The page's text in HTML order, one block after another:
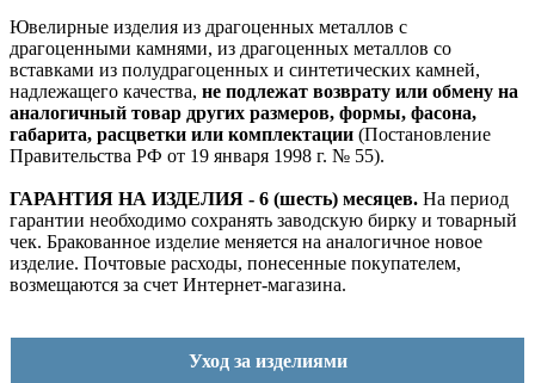
Ювелирные изделия из драгоценных металлов с
драгоценными камнями, из драгоценных металлов со
вставками из полудрагоценных и синтетических камней,
надлежащего качества, не подлежат возврату или обмену на
аналогичный товар других размеров, формы, фасона,
габарита, расцветки или комплектации (Постановление
Правительства РФ от 19 января 1998 г. № 55).
ГАРАНТИЯ НА ИЗДЕЛИЯ - 6 (шесть) месяцев. На период
гарантии необходимо сохранять заводскую бирку и товарный
чек. Бракованное изделие меняется на аналогичное новое
изделие. Почтовые расходы, понесенные покупателем,
возмещаются за счет Интернет-магазина.
Уход за изделиями